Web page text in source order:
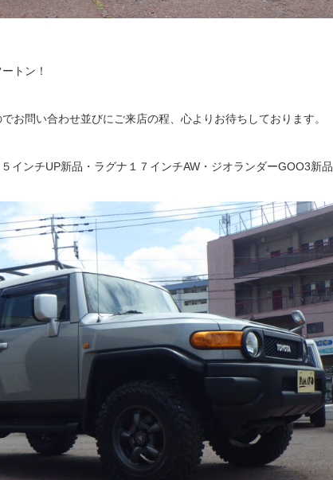
トン！
お問い合わせ並びにご来店の程、心よりお待ちしております。
ンチUP新品・ラグナ１７インチAW・ジオランダーGOO3新品